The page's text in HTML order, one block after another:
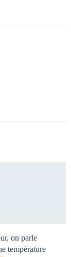
on parle
température